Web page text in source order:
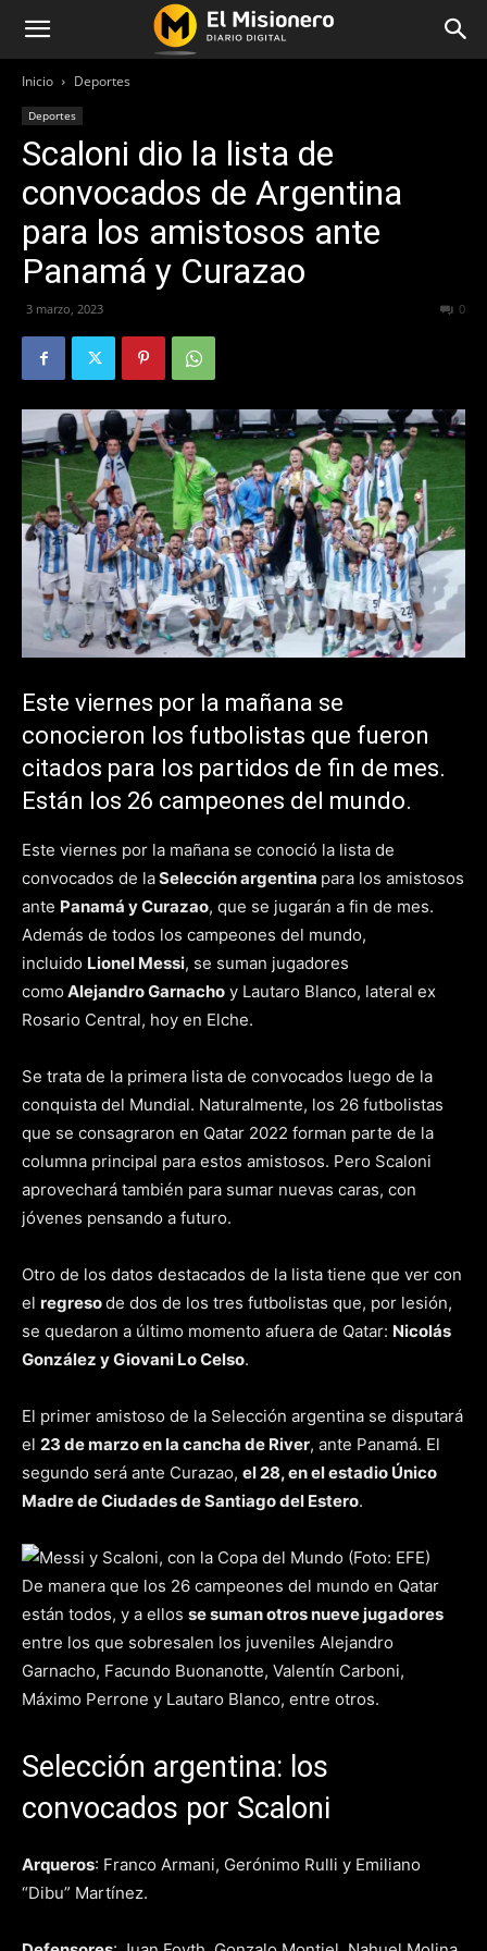
Inicio Deportes
Deportes
Scaloni dio la lista de
convocados de Argentina
para los amistosos ante
Panamá y Curazao
3 marzo, 2023 0
Este viernes por la mañana se
conocieron los futbolistas que fueron
citados para los partidos de fin de mes.
Están los 26 campeones del mundo.
Este viernes por la mañana se conoció la lista de
convocados de laSelección argentina para los amistosos
ante Panamá y Curazao, que se jugarán a fin de mes.
Además de todos los campeones del mundo,
incluido Lionel Messi, se suman jugadores
como Alejandro Garnacho y Lautaro Blanco, lateral ex
Rosario Central, hoy en Elche.
Se trata de la primera lista de convocados luego de la
conquista del Mundial. Naturalmente, los 26 futbolistas
que se consagraron en Qatar 2022 forman parte de la
columna principal para estos amistosos. Pero Scaloni
aprovechará también para sumar nuevas caras, con
jóvenes pensando a futuro.
Otro de los datos destacados de la lista tiene que ver con
el regresode dos de los tres futbolistas que, por lesión,
se quedaron a último momento afuera de Qatar: Nicolás
González y Giovani Lo Celso.
El primer amistoso de la Selección argentina se disputará
el 23 de marzo en la cancha de River, ante Panamá. El
segundo será ante Curazao, el 28, en el estadio Único
Madre de Ciudades de Santiago del Estero.
De manera que los 26 campeones del mundo en Qatar
están todos, y a ellos se suman otros nueve jugadores
entre los que sobresalen los juveniles Alejandro
Garnacho, Facundo Buonanotte, Valentín Carboni,
Máximo Perrone y Lautaro Blanco, entre otros.
Selección argentina: los
convocados por Scaloni
Arqueros: Franco Armani, Gerónimo Rulli y Emiliano
“Dibu” Martínez.